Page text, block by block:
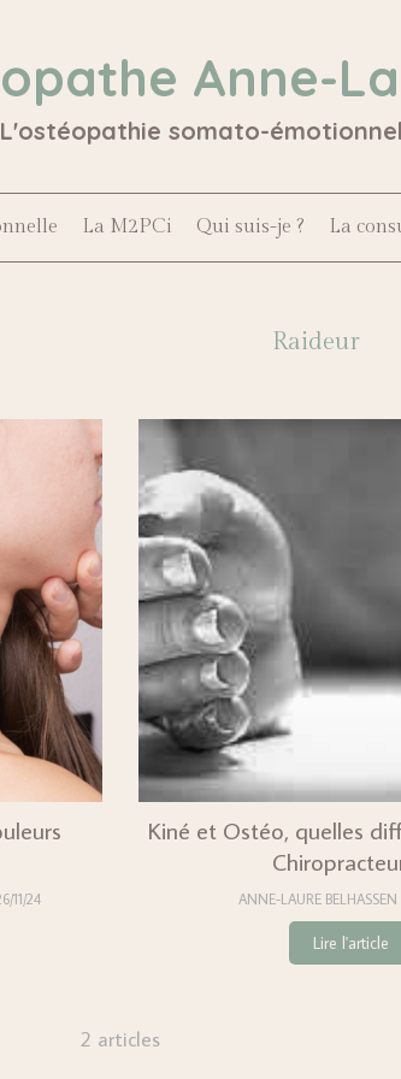
Anne-
L'ostéopathie somato-
La M2PCi Qui suis-je ? La
Raideur
11/24
Kiné et Ostéo, quelles
ANNE-LAURE BELHASSEN
Lire l'article
2 articles